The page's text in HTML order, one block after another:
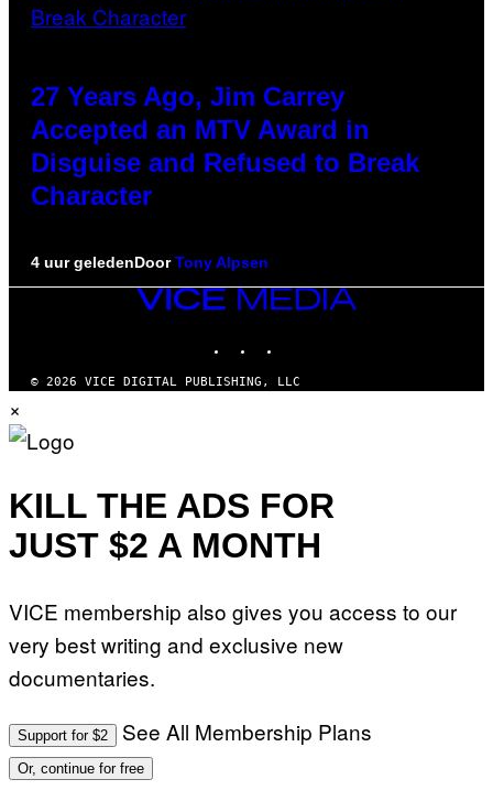
27 Years Ago, Jim Carrey
Accepted an MTV Award in
Disguise and Refused to Break
Character
4 uur geledenDoorTony Alpsen
VICE
MEDIA
© 2026 VICE DIGITAL PUBLISHING, LLC
×
KILL THE ADS FOR
JUST $2 A MONTH
VICE membership also gives you access to our
very best writing and exclusive new
documentaries.
Support for $2 See All Membership Plans
Or, continue for free